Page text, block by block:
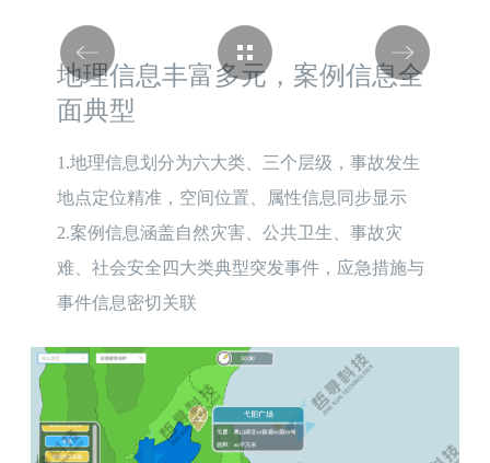
地理信息丰富多元，案例信息全
面典型
1.地理信息划分为六大类、三个层级，事故发生
地点定位精准，空间位置、属性信息同步显示
2.案例信息涵盖自然灾害、公共卫生、事故灾
难、社会安全四大类典型突发事件，应急措施与
事件信息密切关联